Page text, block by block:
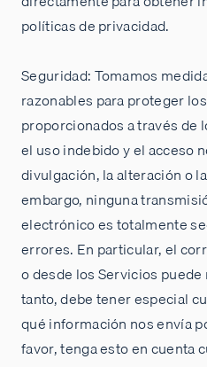
políticas de privacidad.
Seguridad: Tomamos
razonables para proteger
proporcionados a través de
el uso indebido y el acceso
divulgación, la alteración o
embargo, ninguna
electrónico es totalmente
errores. En particular, el
o desde los Servicios
tanto, debe tener especial
qué información nos envía
favor, tenga esto en cuenta